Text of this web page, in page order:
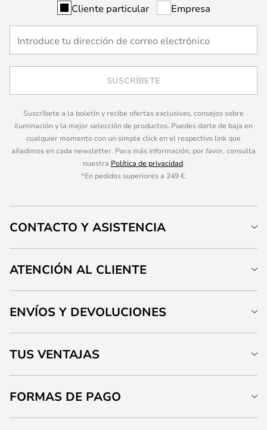
Cliente particular Empresa
SUSCRÍBETE
Suscríbete a la boletín y recibe ofertas exclusivas, consejos sobre
iluminación y la mejor selección de productos. Puedes darte de baja en
cualquier momento con un simple click en el respectivo link que
añadimos en cada newsletter. Para más información, por favor, consulta
nuestra Política de privacidad.
*En pedidos superiores a 249 €.
CONTACTO Y ASISTENCIA
ATENCIÓN AL CLIENTE
ENVÍOS Y DEVOLUCIONES
TUS VENTAJAS
FORMAS DE PAGO